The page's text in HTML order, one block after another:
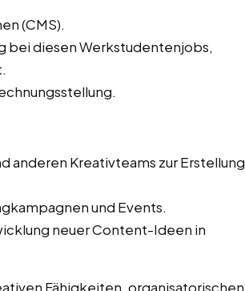
(CMS).
bei diesen Werkstudentenjobs,
anderen Kreativteams zur Erstellung
und Events.
neuer Content-Ideen in
Fähigkeiten, organisatorischen